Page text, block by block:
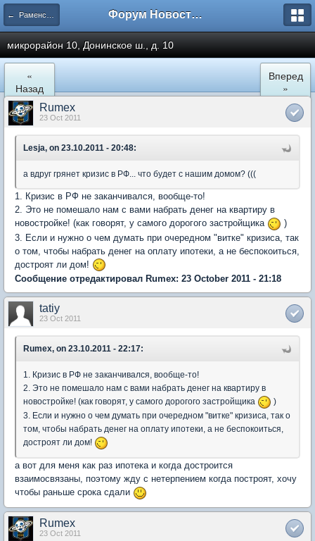
← Раменское Форум Новостройки
микрорайон 10, Донинское ш., д. 10
«
Назад
Вперед
»
Rumex
23 Oct 2011
Lesja, on 23.10.2011 - 20:48:
а вдруг грянет кризис в РФ... что будет с нашим домом? (((
1. Кризис в РФ не заканчивался, вообще-то!
2. Это не помешало нам с вами набрать денег на квартиру в
новостройке! (как говорят, у самого дорогого застройщика
)
3. Если и нужно о чем думать при очередном "витке" кризиса, так
о том, чтобы набрать денег на оплату ипотеки, а не беспокоиться,
достроят ли дом!
Сообщение отредактировал Rumex: 23 October 2011 - 21:18
tatiy
23 Oct 2011
Rumex, on 23.10.2011 - 22:17:
1. Кризис в РФ не заканчивался, вообще-то!
2. Это не помешало нам с вами набрать денег на квартиру в
новостройке! (как говорят, у самого дорогого застройщика
)
3. Если и нужно о чем думать при очередном "витке" кризиса, так о
том, чтобы набрать денег на оплату ипотеки, а не беспокоиться,
достроят ли дом!
а вот для меня как раз ипотека и когда достроится
взаимосвязаны, поэтому жду с нетерпением когда построят, хочу
чтобы раньше срока сдали
Rumex
23 Oct 2011